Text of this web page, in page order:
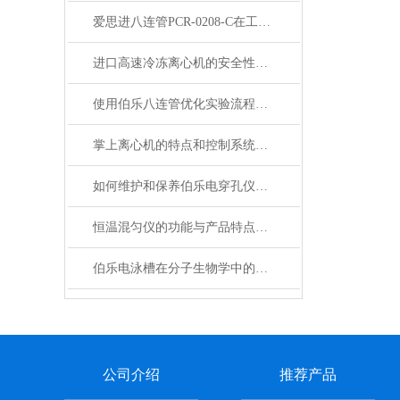
爱思进八连管PCR-0208-C在工业自动化中的应用与优势概述
进口高速冷冻离心机的安全性与性能保障说明
使用伯乐八连管优化实验流程的策略与建议
掌上离心机的特点和控制系统介绍
如何维护和保养伯乐电穿孔仪以延长使用寿命？
恒温混匀仪的功能与产品特点包含哪些
伯乐电泳槽在分子生物学中的关键作用
公司介绍 推荐产品